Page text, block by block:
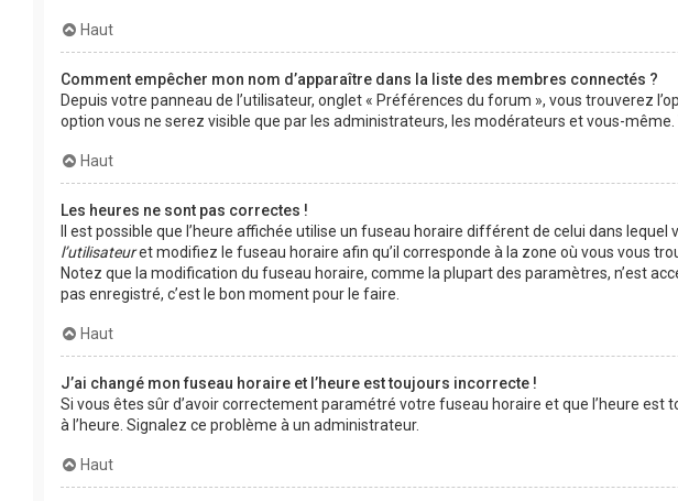
Haut
Comment empêcher mon nom d’apparaître dans la liste des membres connectés ?
Depuis votre panneau de l’utilisateur, onglet « Préférences du forum », vous trouverez
option vous ne serez visible que par les administrateurs, les modérateurs et vous-
Haut
Les heures ne sont pas correctes !
Il est possible que l’heure affichée utilise un fuseau horaire différent de celui dans lequel
l’utilisateuret modifiez le fuseau horaire afin qu’il corresponde à la zone où vous vous
Notez que la modification du fuseau horaire, comme la plupart des paramètres, n’est
pas enregistré, c’est le bon moment pour le faire.
Haut
J’ai changé mon fuseau horaire et l’heure est toujours incorrecte !
Si vous êtes sûr d’avoir correctement paramétré votre fuseau horaire et que l’heure est
à l’heure. Signalez ce problème à un administrateur.
Haut